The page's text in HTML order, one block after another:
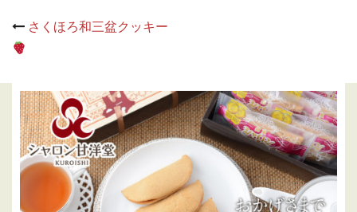
Post
navigation
さくほろ和三盆クッキー